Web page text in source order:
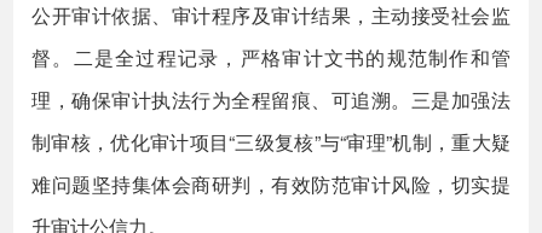
公开审计依据、审计程序及审计结果，主动接受社会监
督。二是全过程记录，严格审计文书的规范制作和管
理，确保审计执法行为全程留痕、可追溯。三是加强法
制审核，优化审计项目“三级复核”与“审理”机制，重大疑
难问题坚持集体会商研判，有效防范审计风险，切实提
升审计公信力。